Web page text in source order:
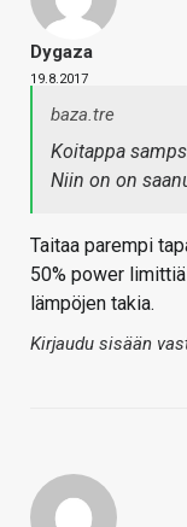
Dygaza
19.8.2017
baza.tre
Koitappa
Niin on on
Taitaa parempi
50% power
lämpöjen takia.
Kirjaudu sisään